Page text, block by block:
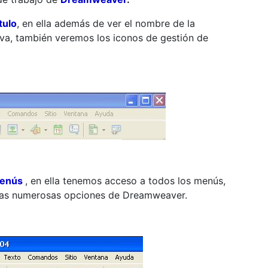
, en ella además de ver el nombre de la
también veremos los iconos de gestión de
, en ella tenemos acceso a todos los menús,
numerosas opciones de Dreamweaver.